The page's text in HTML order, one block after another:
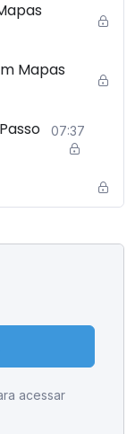
Mapas
07:37
acessar